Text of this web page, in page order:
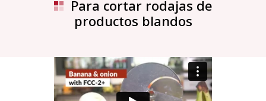
Para cortar rodajas de
productos blandos